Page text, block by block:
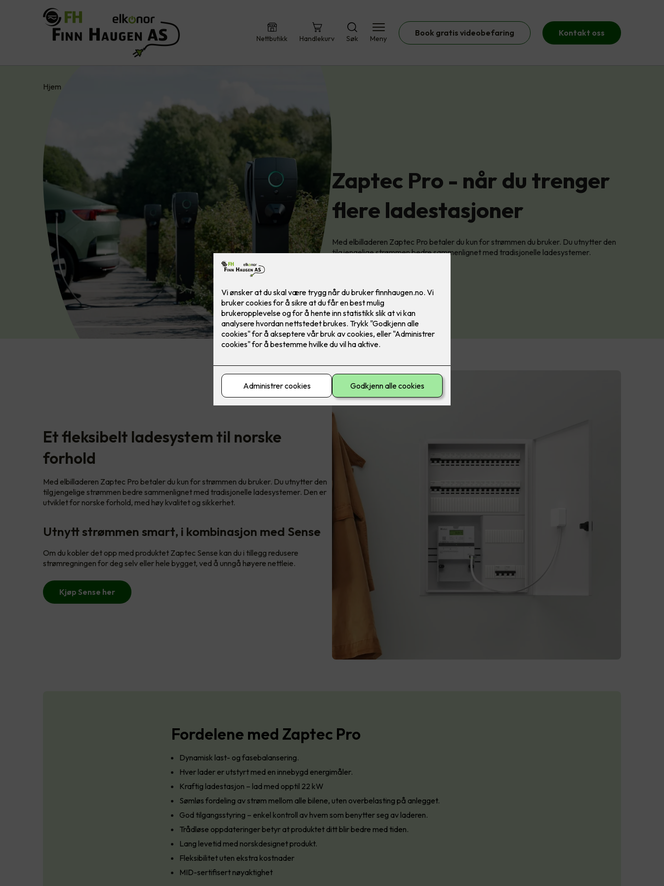
Nettbutikk Handlekurv Søk Meny
Book gratis videobefaring Kontakt oss
Hjem
Zaptec Pro - når du trenger
flere ladestasjoner
Med elbilladeren Zaptec Pro betaler du kun for strømmen du bruker. Du utnytter den
tilgjengelige strømmen bedre sammenlignet med tradisjonelle ladesystemer.
Et fleksibelt ladesystem til norske
forhold
Med elbilladeren Zaptec Pro betaler du kun for strømmen du bruker. Du utnytter den
tilgjengelige strømmen bedre sammenlignet med tradisjonelle ladesystemer. Den er
utviklet for norske forhold, med høy kvalitet og sikkerhet.
Utnytt strømmen smart, i kombinasjon med Sense
Om du kobler det opp med produktet Zaptec Sense kan du i tillegg redusere
strømregningen for deg selv eller hele bygget, ved å unngå høyere nettleie.
Kjøp Sense her
Fordelene med Zaptec Pro
Dynamisk last- og fasebalansering.
Hver lader er utstyrt med en innebygd energimåler.
Kraftig ladestasjon – lad med opptil 22 kW
Sømløs fordeling av strøm mellom alle bilene, uten overbelasting på anlegget.
God tilgangsstyring – enkel kontroll av hvem som benytter seg av laderen.
Trådløse oppdateringer betyr at produktet ditt blir bedre med tiden.
Lang levetid med norskdesignet produkt.
Fleksibilitet uten ekstra kostnader
MID-sertifisert nøyaktighet